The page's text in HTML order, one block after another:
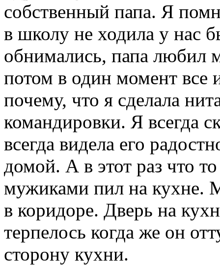
собственный папа. Я
в школу не ходила у
обнимались, папа любил
потом в один момент
почему, что я сделала
командировки. Я всегда
всегда видела его
домой. А в этот раз что
мужиками пил на кухне.
в коридоре. Дверь на
терпелось когда же он
сторону кухни.